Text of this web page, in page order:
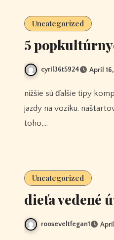
Uncategorized
5
cyril36t5924 April
nižšie sú ďalšie tipy komplimenty Carter brother, ktoré vám pomôžu vzdelávať sa o bezpečnostných aspektoch
jazdy na vozíku.
toho,…
Uncategorized
dieťa vedené
rooseveltfegan1